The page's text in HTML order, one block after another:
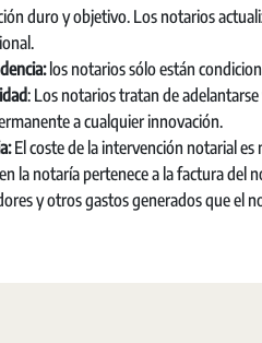
duro y objetivo. Los notarios
: los notarios sólo están
: Los notarios tratan de
a cualquier innovación.
El coste de la intervención notarial
la notaría pertenece a la factura del
y otros gastos generados que el